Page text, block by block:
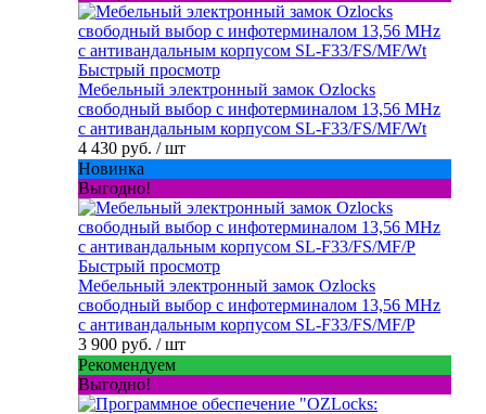
Быстрый просмотр
Мебельный электронный замок Ozlocks
свободный выбор с инфотерминалом 13,56 MHz
с антивандальным корпусом SL-F33/FS/MF/Wt
4 430 руб. / шт
Новинка
Выгодно!
Быстрый просмотр
Мебельный электронный замок Ozlocks
свободный выбор с инфотерминалом 13,56 MHz
с антивандальным корпусом SL-F33/FS/MF/P
3 900 руб. / шт
Рекомендуем
Выгодно!